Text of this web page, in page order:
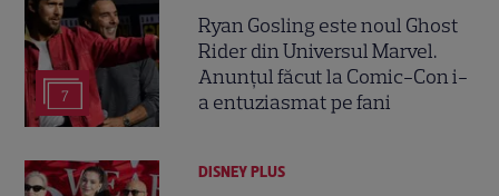
7
Ryan Gosling este noul Ghost
Rider din Universul Marvel.
Anunțul făcut la Comic-Con i-
a entuziasmat pe fani
DISNEY PLUS